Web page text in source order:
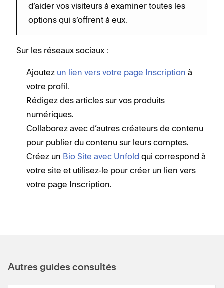
d’aider vos visiteurs à examiner toutes les
options qui s’offrent à eux.
Sur les réseaux sociaux :
Ajoutez un lien vers votre page Inscription à
votre profil.
Rédigez des articles sur vos produits
numériques.
Collaborez avec d’autres créateurs de contenu
pour publier du contenu sur leurs comptes.
Créez un Bio Site avec Unfold qui correspond à
votre site et utilisez-le pour créer un lien vers
votre page Inscription.
Autres guides consultés